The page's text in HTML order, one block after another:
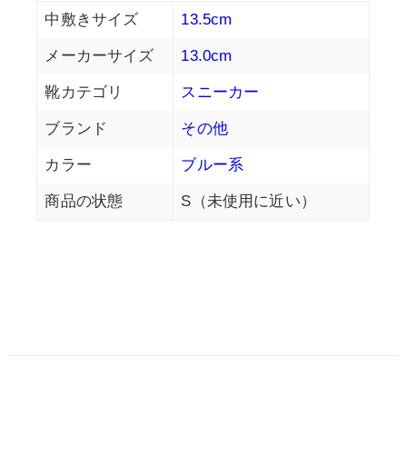
中敷きサイズ 13.5cm
メーカーサイズ 13.0cm
靴カテゴリ スニーカー
ブランド その他
カラー ブルー系
商品の状態 S（未使用に近い）